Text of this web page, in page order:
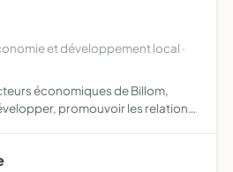
et développement local ·
économiques de Billom,
promouvoir les relations